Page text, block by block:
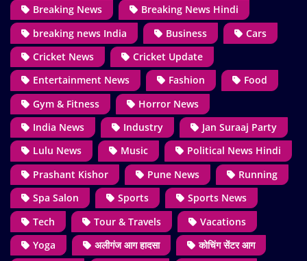
Breaking News
Breaking News Hindi
breaking news India
Business
Cars
Cricket News
Cricket Update
Entertainment News
Fashion
Food
Gym & Fitness
Horror News
India News
Industry
Jan Suraaj Party
Lulu News
Music
Political News Hindi
Prashant Kishor
Pune News
Running
Spa Salon
Sports
Sports News
Tech
Tour & Travels
Vacations
Yoga
अलीगंज आग हादसा
कोचिंग सेंटर आग